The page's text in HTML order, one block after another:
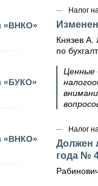
Налог
Князев А.
по
Ценные
Налог
Должен
года №
«ВНКО»
«БУКО»
«ВНКО»